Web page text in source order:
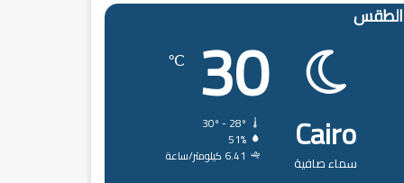
الطقس
Cairo
سماء صافية
30
℃
51%
6.41 كيلومتر/ساعة